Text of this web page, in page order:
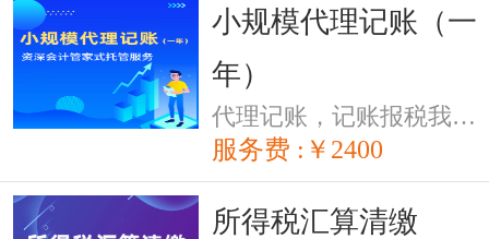
小规模代理记账（一
年）
代理记账，记账报税我只能偷偷告诉您我们是专业的
服务费 :￥2400
所得税汇算清缴